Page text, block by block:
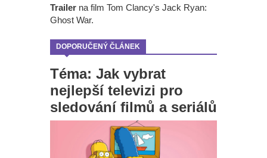
Trailer na film Tom Clancy's Jack Ryan:
Ghost War.
DOPORUČENÝ ČLÁNEK
Téma: Jak vybrat
nejlepší televizi pro
sledování filmů a seriálů